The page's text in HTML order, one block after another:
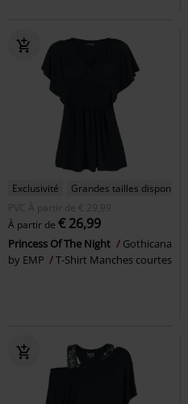
Exclusivité
Grandes tailles disponibles
PVC
À partir de € 29,99
À partir de € 26,99
Princess Of The Night
Gothicana
by EMP
T-Shirt Manches courtes